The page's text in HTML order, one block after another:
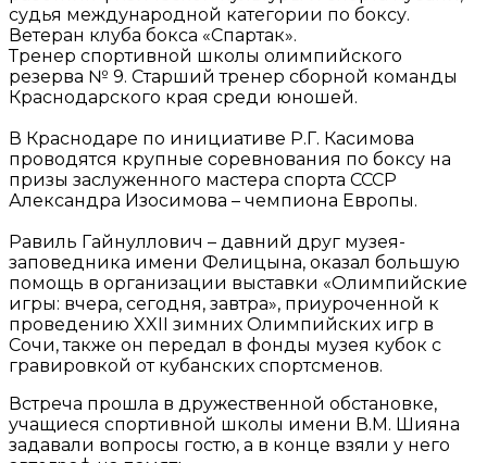
судья международной категории по боксу.
Ветеран клуба бокса «Спартак».
Тренер спортивной школы олимпийского
резерва № 9. Старший тренер сборной команды
Краснодарского края среди юношей.
В Краснодаре по инициативе Р.Г. Касимова
проводятся крупные соревнования по боксу на
призы заслуженного мастера спорта СССР
Александра Изосимова – чемпиона Европы.
Равиль Гайнуллович – давний друг музея-
заповедника имени Фелицына, оказал большую
помощь в организации выставки «Олимпийские
игры: вчера, сегодня, завтра», приуроченной к
проведению XXII зимних Олимпийских игр в
Сочи, также он передал в фонды музея кубок с
гравировкой от кубанских спортсменов.
Встреча прошла в дружественной обстановке,
учащиеся спортивной школы имени В.М. Шияна
задавали вопросы гостю, а в конце взяли у него